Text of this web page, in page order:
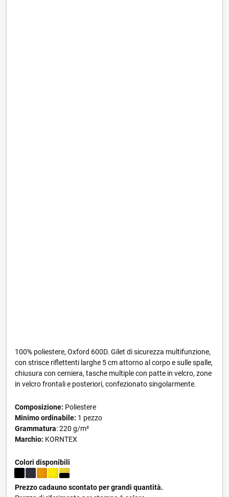
100% poliestere, Oxford 600D. Gilet di sicurezza multifunzione,
con strisce riflettenti larghe 5 cm attorno al corpo e sulle spalle,
chiusura con cerniera, tasche multiple con patte in velcro, zone
in velcro frontali e posteriori, confezionato singolarmente.
Composizione: Poliestere
Minimo ordinabile: 1 pezzo
Grammatura: 220 g/m²
Marchio: KORNTEX
Colori disponibili
Prezzo cadauno scontato per grandi quantità.